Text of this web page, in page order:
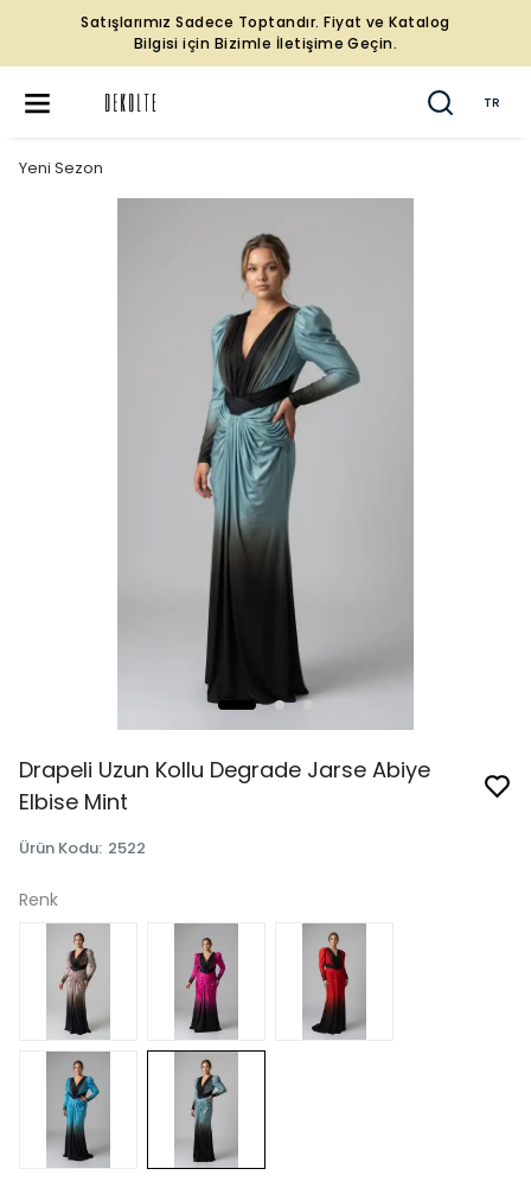
Satışlarımız Sadece Toptandır. Fiyat ve Katalog
Bilgisi için Bizimle İletişime Geçin.
TR
Yeni Sezon
Drapeli Uzun Kollu Degrade Jarse Abiye
Elbise Mint
Ürün Kodu: 2522
Renk